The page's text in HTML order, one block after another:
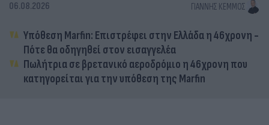
06.08.2026 ΓΙΆΝΝΗΣ ΚΈΜΜΟΣ
Υπόθεση Marfin: Επιστρέφει στην Ελλάδα η 46χρονη -
Πότε θα οδηγηθεί στον εισαγγελέα
Πωλήτρια σε βρετανικό αεροδρόμιο η 46χρονη που
κατηγορείται για την υπόθεση της Marfin